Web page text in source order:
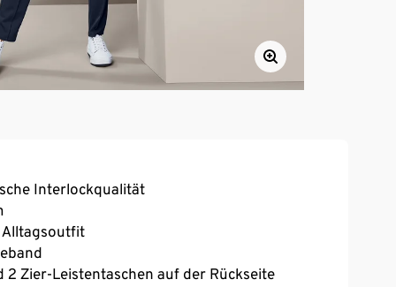
Interlockqualität
Alltagsoutfit
Zier-Leistentaschen auf der Rückseite